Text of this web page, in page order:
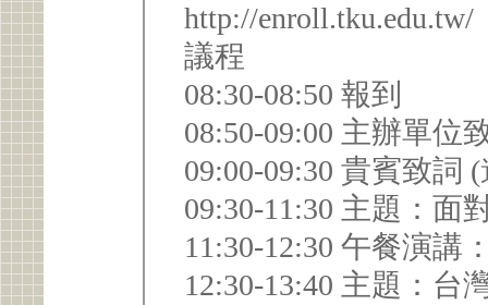
http://enroll.tku.edu.tw/
議程
08:30-08:50 報到
08:50-09:00 主辦單位
09:30-11:30 主題：面
11:30-12:30 午餐演講
12:30-13:40 主題：台